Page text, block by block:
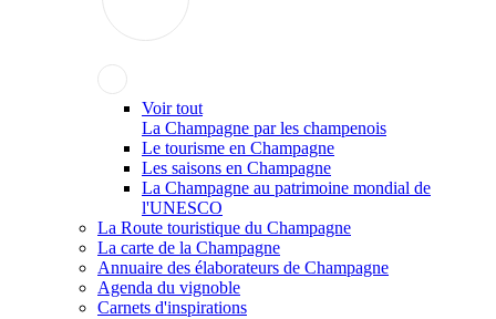
Voir tout
La Champagne par les champenois
Le tourisme en Champagne
Les saisons en Champagne
La Champagne au patrimoine mondial de
l'UNESCO
La Route touristique du Champagne
La carte de la Champagne
Annuaire des élaborateurs de Champagne
Agenda du vignoble
Carnets d'inspirations